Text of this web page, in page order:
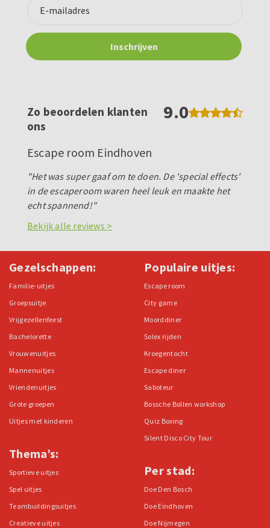
Zo beoordelen klanten
ons
9.0
Escape room Eindhoven
"Het was super gaaf om te doen. De 'special effects'
in de escaperoom waren heel leuk en maakte het
echt spannend!"
Bekijk alle reviews >
Gezelschappen:
Familie-uitjes
Groepsuitje
Vrijgezellenfeest
Bachelorette
Vrouwenuitjes
Mannenuitjes
Vriendenuitjes
Grote groepen
Uitjes met kinderen
Thema’s:
Sportieve uitjes
Spel uitjes
Teambuildingsuitjes
Creatieve uitjes
Populaire uitjes:
Escape room
City game
Moorddiner
Solex rijden
Kroegentocht
Escape diner
Saboteur
Bossche Bollen workshop
Quiz Boxing
Silent Disco City Tour
Per stad:
Doe Den Bosch
Doe Eindhoven
Doe Nijmegen